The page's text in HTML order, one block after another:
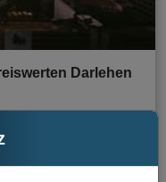
Darlehen